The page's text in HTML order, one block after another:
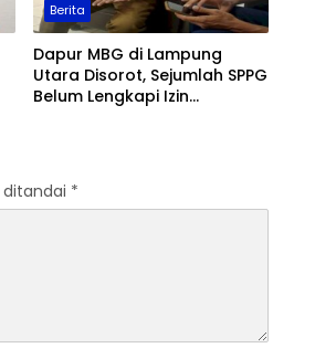
Berita
Dapur MBG di Lampung
Utara Disorot, Sejumlah SPPG
Belum Lengkapi Izin
ditandai *